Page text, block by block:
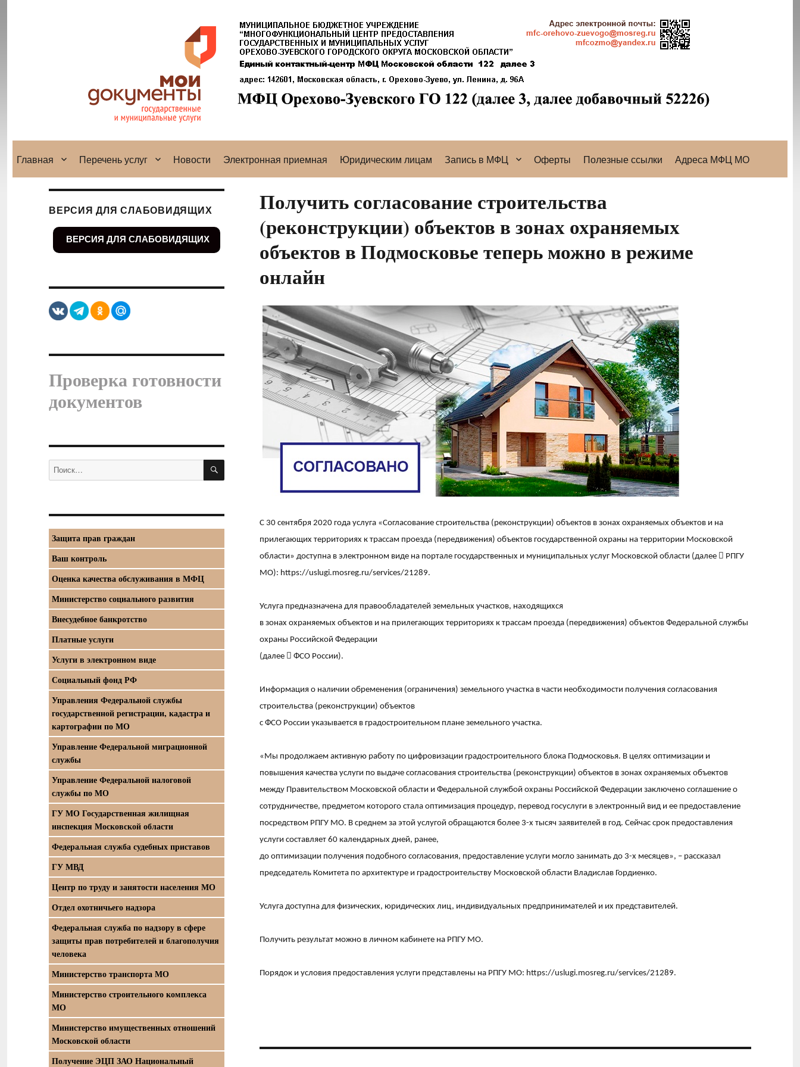
Главная Перечень услуг Новости Электронная приемная Юридическим лицам Запись в МФЦ Оферты Полезные ссылки Адреса МФЦ МО
Получить согласование строительства
(реконструкции) объектов в зонах охраняемых
объектов в Подмосковье теперь можно в режиме
онлайн
С 30 сентября 2020 года услуга «Согласование строительства (реконструкции) объектов в зонах охраняемых объектов и на
прилегающих территориях к трассам проезда (передвижения) объектов государственной охраны на территории Московской
области» доступна в электронном виде на портале государственных и муниципальных услуг Московской области (далее  РПГУ
МО): https://uslugi.mosreg.ru/services/21289.
Услуга предназначена для правообладателей земельных участков, находящихся
в зонах охраняемых объектов и на прилегающих территориях к трассам проезда (передвижения) объектов Федеральной службы
охраны Российской Федерации
(далее  ФСО России).
Информация о наличии обременения (ограничения) земельного участка в части необходимости получения согласования
строительства (реконструкции) объектов
с ФСО России указывается в градостроительном плане земельного участка.
«Мы продолжаем активную работу по цифровизации градостроительного блока Подмосковья. В целях оптимизации и
повышения качества услуги по выдаче согласования строительства (реконструкции) объектов в зонах охраняемых объектов
между Правительством Московской области и Федеральной службой охраны Российской Федерации заключено соглашение о
сотрудничестве, предметом которого стала оптимизация процедур, перевод госуслуги в электронный вид и ее предоставление
посредством РПГУ МО. В среднем за этой услугой обращаются более 3-х тысяч заявителей в год. Сейчас срок предоставления
услуги составляет 60 календарных дней, ранее,
до оптимизации получения подобного согласования, предоставление услуги могло занимать до 3-х месяцев», – рассказал
председатель Комитета по архитектуре и градостроительству Московской области Владислав Гордиенко.
Услуга доступна для физических, юридических лиц, индивидуальных предпринимателей и их представителей.
Получить результат можно в личном кабинете на РПГУ МО.
Порядок и условия предоставления услуги представлены на РПГУ МО: https://uslugi.mosreg.ru/services/21289.
ВЕРСИЯ ДЛЯ СЛАБОВИДЯЩИХ
ВЕРСИЯ ДЛЯ СЛАБОВИДЯЩИХ
Проверка готовности
документов
Искать: ПОИСК
Защита прав граждан
Ваш контроль
Оценка качества обслуживания в МФЦ
Министерство социального развития
Внесудебное банкротство
Платные услуги
Услуги в электронном виде
Социальный фонд РФ
Управления Федеральной службы
государственной регистрации, кадастра и
картографии по МО
Управление Федеральной миграционной
службы
Управление Федеральной налоговой
службы по МО
ГУ МО Государственная жилищная
инспекция Московской области
Федеральная служба судебных приставов
ГУ МВД
Центр по труду и занятости населения МО
Отдел охотничьего надзора
Федеральная служба по надзору в сфере
защиты прав потребителей и благополучия
человека
Министерство транспорта МО
Министерство строительного комплекса
МО
Министерство имущественных отношений
Московской области
Получение ЭЦП ЗАО Национальный